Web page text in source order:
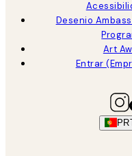
Desenio
Art
Entrar